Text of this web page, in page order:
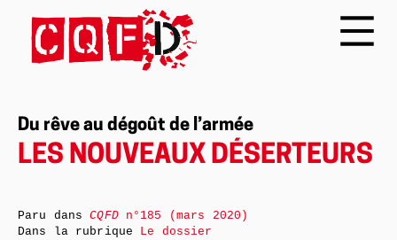
Du rêve au dégoût de l’armée
LES NOUVEAUX DÉSERTEURS
Paru dansCQFDn°185 (mars 2020)
Dans la rubrique Le dossier